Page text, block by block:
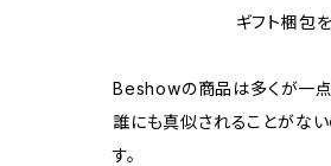
ギフト梱包をご希望
Beshowの商品は多くが一点
誰にも真似されることがな
す。